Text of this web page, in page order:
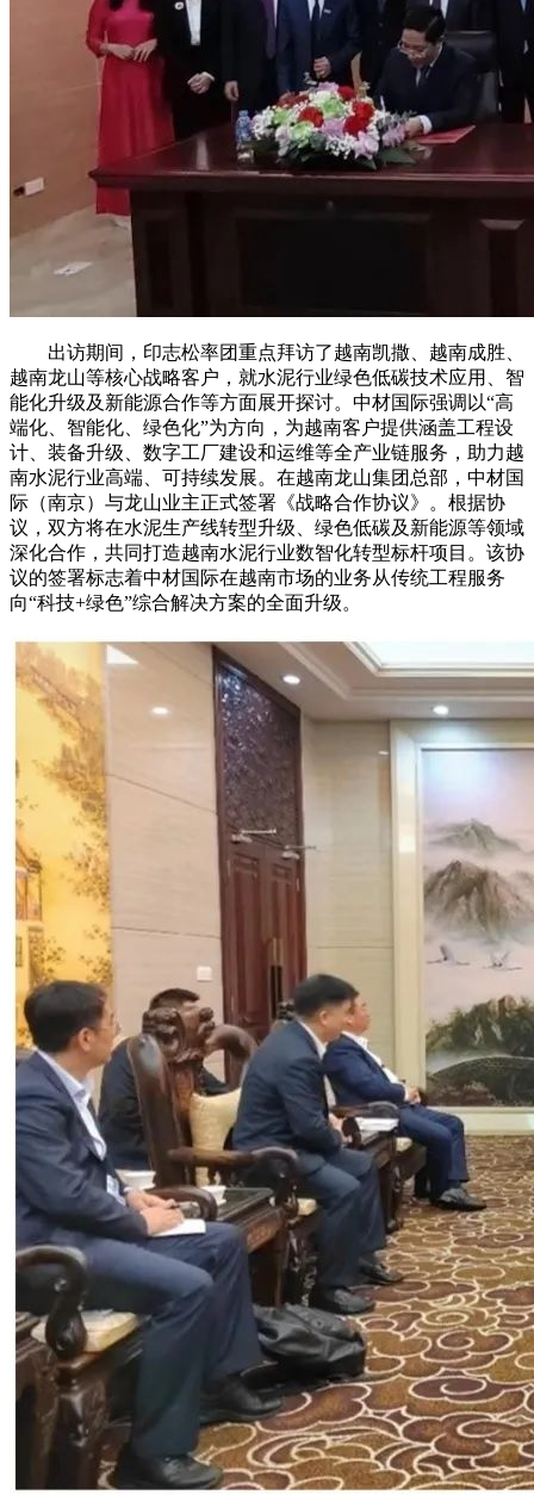
出访期间，印志松率团重点拜访了越南凯撒、越南成胜、
越南龙山等核心战略客户，就水泥行业绿色低碳技术应用、智
能化升级及新能源合作等方面展开探讨。中材国际强调以“高
端化、智能化、绿色化”为方向，为越南客户提供涵盖工程设
计、装备升级、数字工厂建设和运维等全产业链服务，助力越
南水泥行业高端、可持续发展。在越南龙山集团总部，中材国
际（南京）与龙山业主正式签署《战略合作协议》。根据协
议，双方将在水泥生产线转型升级、绿色低碳及新能源等领域
深化合作，共同打造越南水泥行业数智化转型标杆项目。该协
议的签署标志着中材国际在越南市场的业务从传统工程服务
向“科技+绿色”综合解决方案的全面升级。